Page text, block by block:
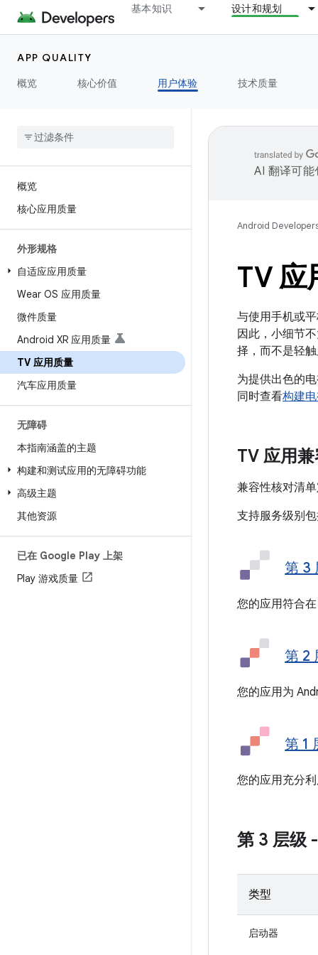
基本知识 设计和规划
APP QUALITY
概览
核心价值 用户体验 技术质量
概览
核心应用质量
外形规格
自适应应用质量
Wear OS 应用质量
微件质量
Android XR 应用质量
TV 应用质量
汽车应用质量
无障碍
本指南涵盖的主题
构建和测试应用的无障碍功能
高级主题
其他资源
已在 Google Play 上架
Play 游戏质量
AI 翻译可能
Android
TV 应
与使用手机或
因此，小细节
择，而不是轻
为提供出色的
同时查看构建
TV 应用
兼容性核对清
支持服务级别
第 3
您的应用符合
第 2
您的应用为
第 1
您的应用充分
第 3 层级
类型
启动器